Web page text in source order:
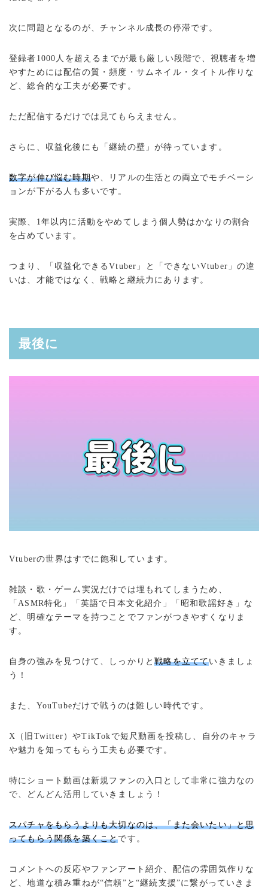
次に問題となるのが、チャンネル成長の停滞です。
登録者1000人を超えるまでが最も厳しい段階で、視聴者を増
やすためには配信の質・頻度・サムネイル・タイトル作りな
ど、総合的な工夫が必要です。
ただ配信するだけでは見てもらえません。
さらに、収益化後にも「継続の壁」が待っています。
数字が伸び悩む時期や、リアルの生活との両立でモチベーシ
ョンが下がる人も多いです。
実際、1年以内に活動をやめてしまう個人勢はかなりの割合
を占めています。
つまり、「収益化できるVtuber」と「できないVtuber」の違
いは、才能ではなく、戦略と継続力にあります。
最後に
Vtuberの世界はすでに飽和しています。
雑談・歌・ゲーム実況だけでは埋もれてしまうため、
「ASMR特化」「英語で日本文化紹介」「昭和歌謡好き」な
ど、明確なテーマを持つことでファンがつきやすくなりま
す。
自身の強みを見つけて、しっかりと戦略を立てていきましょ
う！
また、YouTubeだけで戦うのは難しい時代です。
X（旧Twitter）やTikTokで短尺動画を投稿し、自分のキャラ
や魅力を知ってもらう工夫も必要です。
特にショート動画は新規ファンの入口として非常に強力なの
で、どんどん活用していきましょう！
スパチャをもらうよりも大切なのは、「また会いたい」と思
ってもらう関係を築くことです。
コメントへの反応やファンアート紹介、配信の雰囲気作りな
ど、地道な積み重ねが“信頼”と“継続支援”に繋がっていきま